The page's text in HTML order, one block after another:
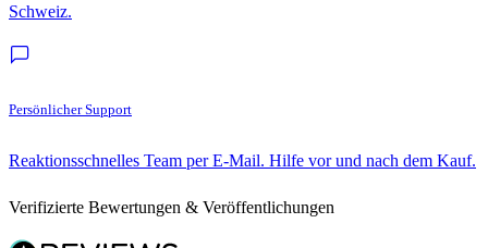
Schweiz.
Persönlicher Support
Reaktionsschnelles Team per E-Mail. Hilfe vor und nach dem Kauf.
Verifizierte Bewertungen & Veröffentlichungen